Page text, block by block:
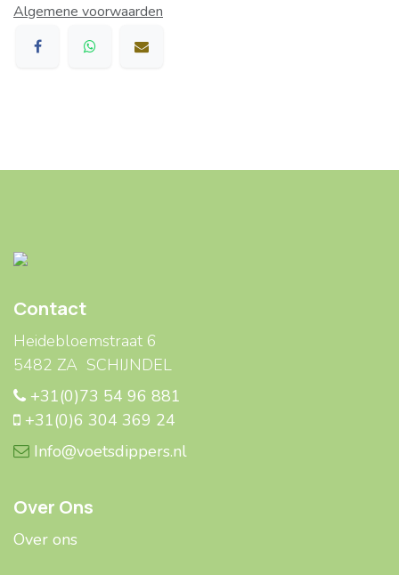
Algemene voorwaarden
Contact
Heidebloemstraat 6
5482 ZA SCHIJNDEL
+31(0)73 54 96 881
+31(0)6 304 369 24
Info@voetsdippers.nl
Over Ons
Over ons